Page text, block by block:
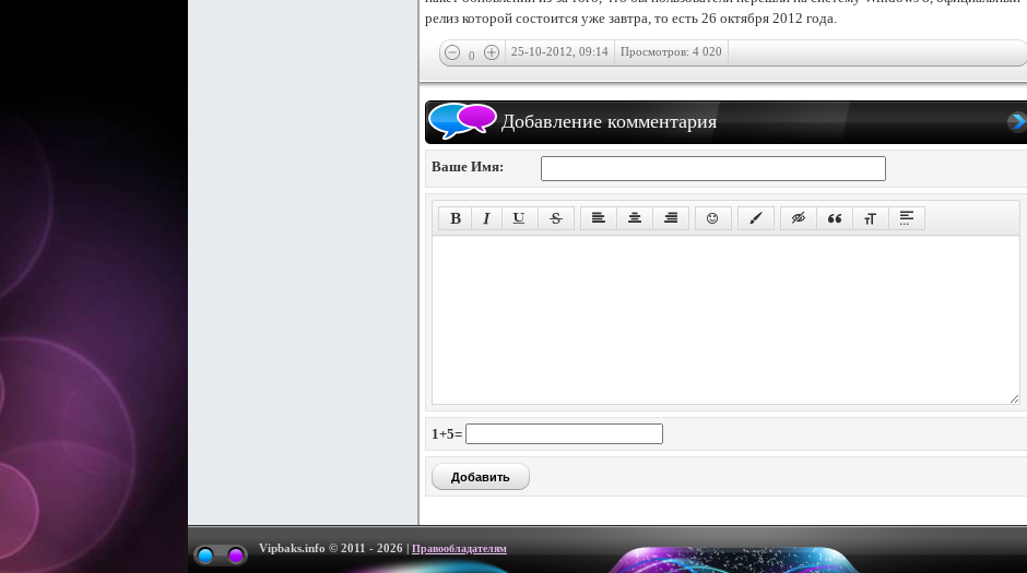
релиз которой состоится уже завтра, то есть 26 октября 2012 года.
0 25-10-2012, 09:14 Просмотров: 4 020
Добавление комментария
Ваше Имя:
1+5=
Vipbaks.info © 2011 - 2026 | Правообладателям